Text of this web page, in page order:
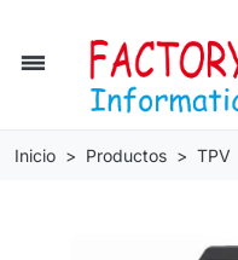
dehaze
Inicio Productos TPV